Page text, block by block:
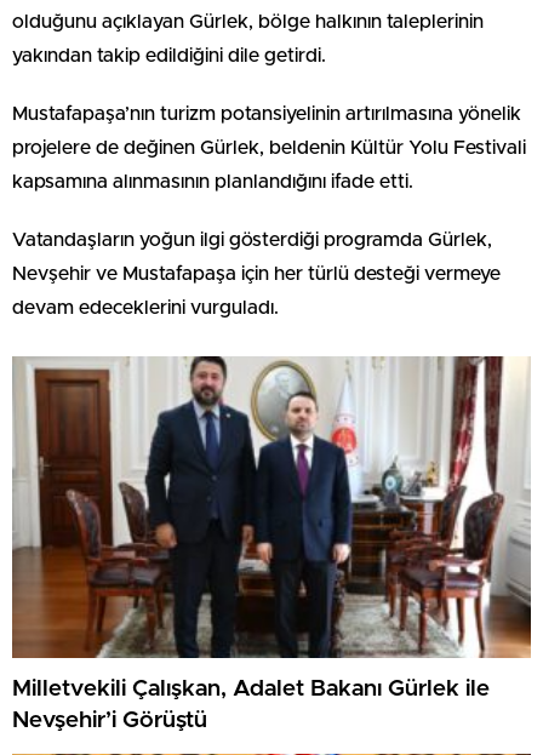
olduğunu açıklayan Gürlek, bölge halkının taleplerinin
yakından takip edildiğini dile getirdi.
Mustafapaşa’nın turizm potansiyelinin artırılmasına yönelik
projelere de değinen Gürlek, beldenin Kültür Yolu Festivali
kapsamına alınmasının planlandığını ifade etti.
Vatandaşların yoğun ilgi gösterdiği programda Gürlek,
Nevşehir ve Mustafapaşa için her türlü desteği vermeye
devam edeceklerini vurguladı.
Milletvekili Çalışkan, Adalet Bakanı Gürlek ile
Nevşehir’i Görüştü